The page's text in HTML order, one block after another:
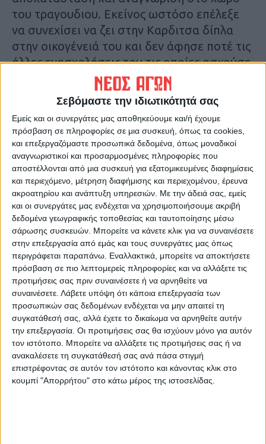
Σεβόμαστε την ιδιωτικότητά σας
Εμείς και οι συνεργάτες μας αποθηκεύουμε και/ή έχουμε
πρόσβαση σε πληροφορίες σε μια συσκευή, όπως τα cookies,
και επεξεργαζόμαστε προσωπικά δεδομένα, όπως μοναδικοί
αναγνωριστικοί και προσαρμοσμένες πληροφορίες που
αποστέλλονται από μια συσκευή για εξατομικευμένες διαφημίσεις
και περιεχόμενο, μέτρηση διαφήμισης και περιεχομένου, έρευνα
ακροατηρίου και ανάπτυξη υπηρεσιών. Με την άδειά σας, εμείς
και οι συνεργάτες μας ενδέχεται να χρησιμοποιήσουμε ακριβή
δεδομένα γεωγραφικής τοποθεσίας και ταυτοποίησης μέσω
σάρωσης συσκευών. Μπορείτε να κάνετε κλικ για να συναινέσετε
στην επεξεργασία από εμάς και τους συνεργάτες μας όπως
περιγράφεται παραπάνω. Εναλλακτικά, μπορείτε να αποκτήσετε
πρόσβαση σε πιο λεπτομερείς πληροφορίες και να αλλάξετε τις
προτιμήσεις σας πριν συναινέσετε ή να αρνηθείτε να
συναινέσετε. Λάβετε υπόψη ότι κάποια επεξεργασία των
προσωπικών σας δεδομένων ενδέχεται να μην απαιτεί τη
συγκατάθεσή σας, αλλά έχετε το δικαίωμα να αρνηθείτε αυτήν
την επεξεργασία. Οι προτιμήσεις σας θα ισχύουν μόνο για αυτόν
τον ιστότοπο. Μπορείτε να αλλάξετε τις προτιμήσεις σας ή να
ανακαλέσετε τη συγκατάθεσή σας ανά πάσα στιγμή
επιστρέφοντας σε αυτόν τον ιστότοπο και κάνοντας κλικ στο
κουμπί "Απορρήτου" στο κάτω μέρος της ιστοσελίδας.
του τραγουδιου. Εκείνος ωστόσο επέλεξε
να συνεχίσει να ζει στην Καρδιτσα δίπλα
στην οικογένειά του και δεν άφησε ποτέ τις
άλλες ενασχολήσεις του τις οποίες ασκούσε
παράλληλα με το τραγούδι.
Εχει ερμηνέυσει τραγούδια του επιστήθιου
φίλου του Διονύση Τσακνή αλλά και άλλων
γνωστών συνθετών και στιχουργών όπως
είναι ο Στέλιος Ρόκκος και αλλοι.
Ο Γιώργος Κατσαρης ήταν δασκαλος
παραδοσιακών χορών και η βασική του
εργασία πέραν του τραγουδιού ήταν
χειριστής χωματουργικών μηχανημάτων.
Τελευταίες Ειδήσεις Σήμερα
Ακολούθησε την εφημερίδα ΝΕΟΣ
ΑΓΩΝ στο Google News!
Όλες οι εξελίξεις στην περιοχή της
Καρδίτσας και ευρύτερα της Θεσσαλίας